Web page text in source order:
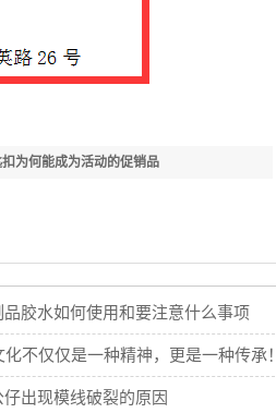
为何能成为活动的促销品
品胶水如何使用和要注意什么事项
化不仅仅是一种精神，更是一种传承！
仔出现模线破裂的原因